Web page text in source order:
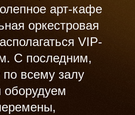
арт-кафе
оркестровая
VIP-
С последним,
всему залу
оборудуем